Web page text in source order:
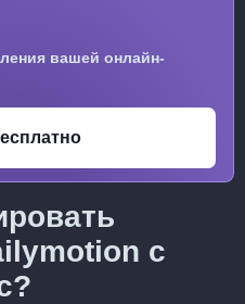
вашей онлайн-
с